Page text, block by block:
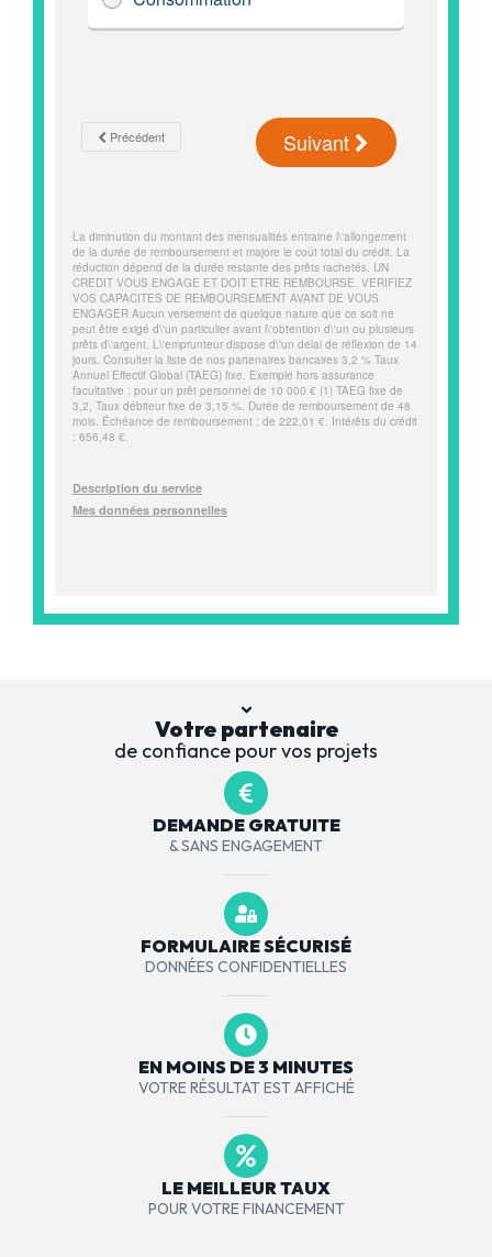
Votre partenaire
de confiance pour vos projets
DEMANDE GRATUITE
& SANS ENGAGEMENT
FORMULAIRE SÉCURISÉ
DONNÉES CONFIDENTIELLES
EN MOINS DE 3 MINUTES
VOTRE RÉSULTAT EST AFFICHÉ
LE MEILLEUR TAUX
POUR VOTRE FINANCEMENT